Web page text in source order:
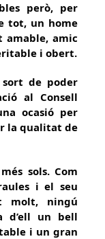
però, per
tot, un home
amable, amic
i obert.
de poder
al Consell
ocasió per
la qualitat de
sols. Com
i el seu
molt, ningú
d’ell un bell
i un gran